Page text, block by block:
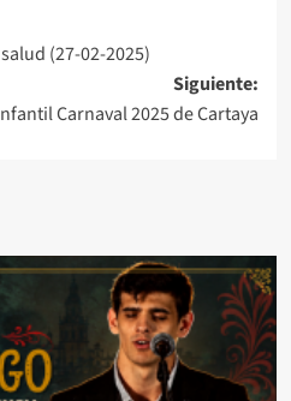
(27-02-2025)
Siguiente:
Carnaval 2025 de Cartaya